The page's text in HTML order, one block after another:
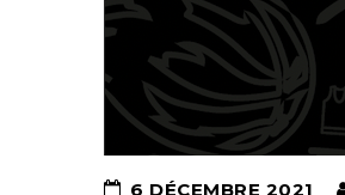
6 DÉCEMBRE 2021